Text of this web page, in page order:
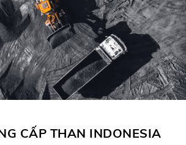
CẤP THAN INDONESIA